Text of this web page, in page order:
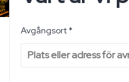
Avgångsort *